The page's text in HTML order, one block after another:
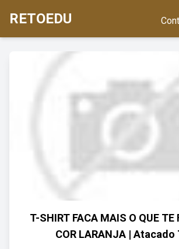
RETOEDU
T-SHIRT FACA MAIS O QUE TE
COR LARANJA |